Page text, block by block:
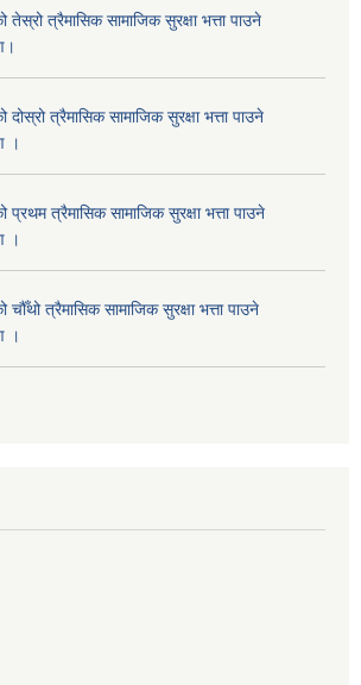
त्रैमासिक सामाजिक सुरक्षा भत्ता पाउने
त्रैमासिक सामाजिक सुरक्षा भत्ता पाउने
।
त्रैमासिक सामाजिक सुरक्षा भत्ता पाउने
।
त्रैमासिक सामाजिक सुरक्षा भत्ता पाउने
।